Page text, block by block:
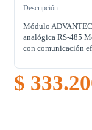
Descripción:
Módulo
analógica RS-485
con comunicación
$